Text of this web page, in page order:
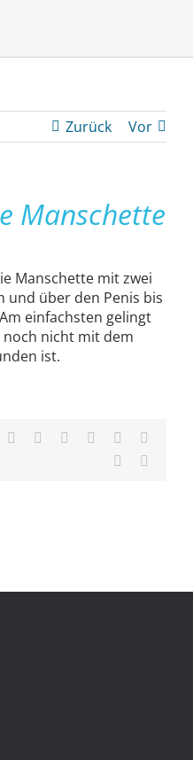
Zurück Vor
Manschette
Manschette mit zwei
und über den Penis bis
einfachsten gelingt
noch nicht mit dem
ist.
Reddit LinkedInWhatsApp
Tumblr